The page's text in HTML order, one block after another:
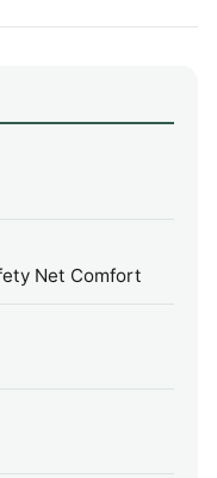
Net Comfort